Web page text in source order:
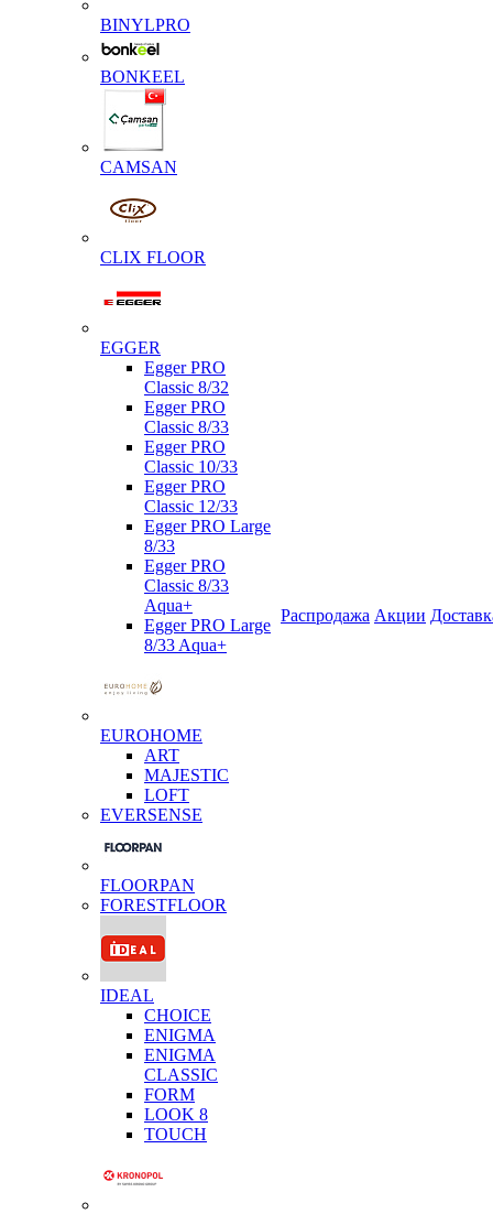
BINYLPRO
BONKEEL
CAMSAN
CLIX FLOOR
EGGER
Egger PRO
Classic 8/32
Egger PRO
Classic 8/33
Egger PRO
Classic 10/33
Egger PRO
Classic 12/33
Egger PRO Large
8/33
Egger PRO
Classic 8/33
Aqua+
Egger PRO Large
8/33 Aqua+
EUROHOME
ART
MAJESTIC
LOFT
EVERSENSE
FLOORPAN
FORESTFLOOR
IDEAL
CHOICE
ENIGMA
ENIGMA
CLASSIC
FORM
LOOK 8
TOUCH
Распродажа Акции